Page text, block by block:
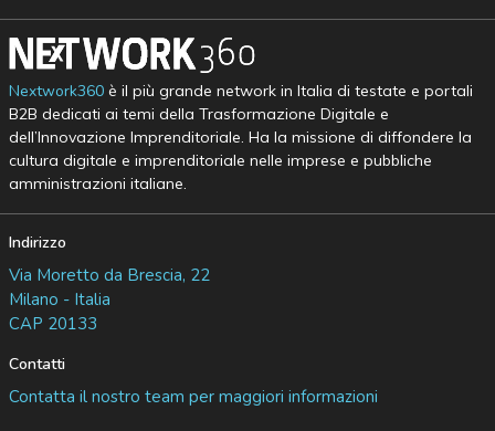
Nextwork360è il più grande network in Italia di testate e portali
B2B dedicati ai temi della Trasformazione Digitale e
dell’Innovazione Imprenditoriale. Ha la missione di diffondere la
cultura digitale e imprenditoriale nelle imprese e pubbliche
amministrazioni italiane.
Indirizzo
Via Moretto da Brescia, 22
Milano - Italia
CAP 20133
Contatti
Contatta il nostro team per maggiori informazioni